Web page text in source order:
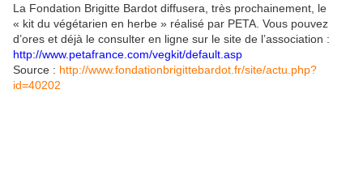
La Fondation Brigitte Bardot diffusera, très prochainement, le
« kit du végétarien en herbe » réalisé par PETA. Vous pouvez
d’ores et déjà le consulter en ligne sur le site de l’association :
http://www.petafrance.com/vegkit/default.asp
Source : http://www.fondationbrigittebardot.fr/site/actu.php?
id=40202